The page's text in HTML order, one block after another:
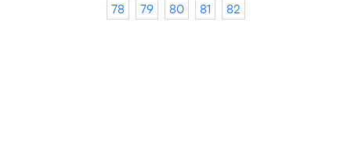
78
79 80 81 82